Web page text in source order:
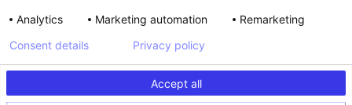
© Kameleoon — 2026 All rights Reserved
Privacy Policy
Analytics
Marketing automation Remarketing
Accept all
Consent details Privacy policy